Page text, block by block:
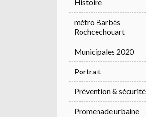
Histoire
métro Barbès
Rochcechouart
Municipales 2020
Portrait
Prévention & sécurité
Promenade urbaine